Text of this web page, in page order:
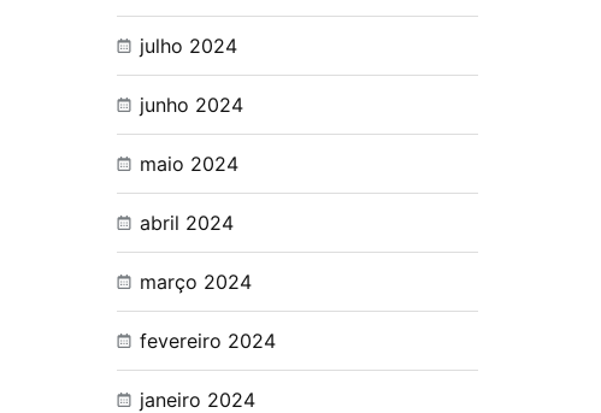
julho 2024
junho 2024
maio 2024
abril 2024
março 2024
fevereiro 2024
janeiro 2024